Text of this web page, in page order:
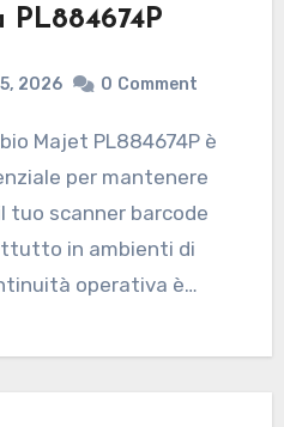
2026 0 Comment
per mantenere
tuo scanner barcode
in ambienti di
operativa è…